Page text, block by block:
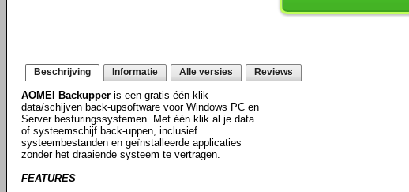
Beschrijving Informatie Alle versies Reviews
AOMEI Backupper is een gratis één-klik
data/schijven back-upsoftware voor Windows PC en
Server besturingssystemen. Met één klik al je data
of systeemschijf back-uppen, inclusief
systeembestanden en geïnstalleerde applicaties
zonder het draaiende systeem te vertragen.
FEATURES